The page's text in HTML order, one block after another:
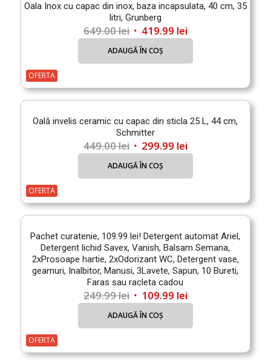
Oala Inox cu capac din inox, baza incapsulata, 40 cm, 35
litri, Grunberg
649.00lei Prețul
inițial
649.00 lei.
419.99 leiPrețul
curent
este:
ADAUGĂ ÎN COȘ
OFERTA
Oală invelis ceramic cu capac din sticla 25 L, 44 cm,
Schmitter
449.00lei Prețul
inițial
449.00 lei.
299.99 leiPrețul
curent
este:
ADAUGĂ ÎN COȘ
OFERTA
Pachet curatenie, 109.99 lei! Detergent automat Ariel,
Detergent lichid Savex, Vanish, Balsam Semana,
2xProsoape hartie, 2xOdorizant WC, Detergent vase,
geamuri, Inalbitor, Manusi, 3Lavete, Sapun, 10 Bureti,
Faras sau racleta cadou
249.99lei Prețul
inițial
249.99 lei.
109.99 leiPrețul
curent
este:
ADAUGĂ ÎN COȘ
OFERTA